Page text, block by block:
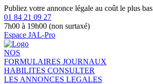
Publiez votre annonce légale au coût le plus bas
01 84 21 09 27
7h00 à 19h00 (non surtaxé)
Espace JAL-Pro
NOS
FORMULAIRES JOURNAUX
HABILITES CONSULTER
LES ANNONCES LEGALES